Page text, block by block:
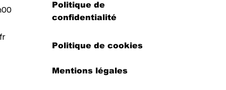
Politique de
confidentialité
Politique de cookies
Mentions légales